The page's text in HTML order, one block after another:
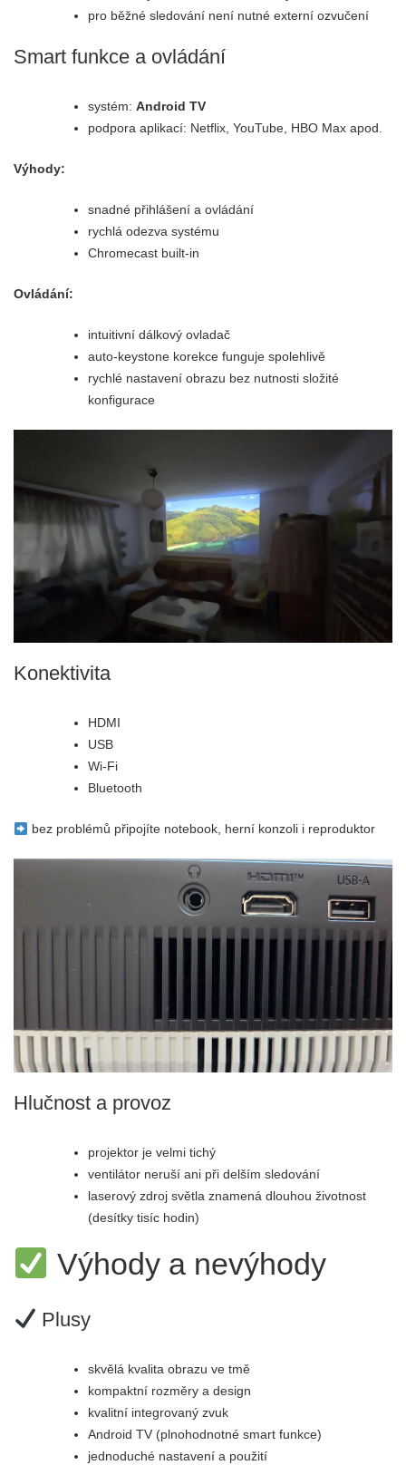
pro běžné sledování není nutné externí ozvučení
Smart funkce a ovládání
systém: Android TV
podpora aplikací: Netflix, YouTube, HBO Max apod.
Výhody:
snadné přihlášení a ovládání
rychlá odezva systému
Chromecast built-in
Ovládání:
intuitivní dálkový ovladač
auto‑keystone korekce funguje spolehlivě
rychlé nastavení obrazu bez nutnosti složité
konfigurace
Konektivita
HDMI
USB
Wi-Fi
Bluetooth
bez problémů připojíte notebook, herní konzoli i reproduktor
Hlučnost a provoz
projektor je velmi tichý
ventilátor neruší ani při delším sledování
laserový zdroj světla znamená dlouhou životnost
(desítky tisíc hodin)
Výhody a nevýhody
Plusy
skvělá kvalita obrazu ve tmě
kompaktní rozměry a design
kvalitní integrovaný zvuk
Android TV (plnohodnotné smart funkce)
jednoduché nastavení a použití